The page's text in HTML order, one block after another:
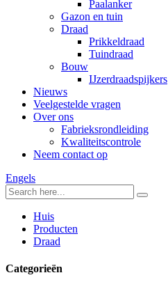
Paalanker
Gazon en tuin
Draad
Prikkeldraad
Tuindraad
Bouw
IJzerdraadspijkers
Nieuws
Veelgestelde vragen
Over ons
Fabrieksrondleiding
Kwaliteitscontrole
Neem contact op
Engels
Huis
Producten
Draad
Categorieën